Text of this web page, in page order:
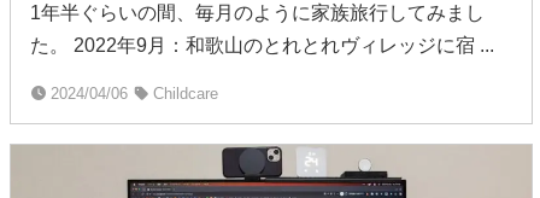
1年半ぐらいの間、毎月のように家族旅行してみまし
た。 2022年9月：和歌山のとれとれヴィレッジに宿 ...
2024/04/06 Childcare